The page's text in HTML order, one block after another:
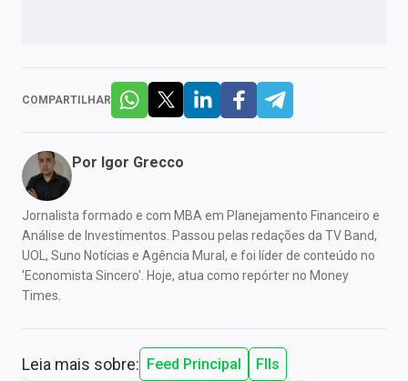
COMPARTILHAR
Por Igor Grecco
Jornalista formado e com MBA em Planejamento Financeiro e
Análise de Investimentos. Passou pelas redações da TV Band,
UOL, Suno Notícias e Agência Mural, e foi líder de conteúdo no
'Economista Sincero'. Hoje, atua como repórter no Money
Times.
Leia mais sobre: Feed Principal
FIIs